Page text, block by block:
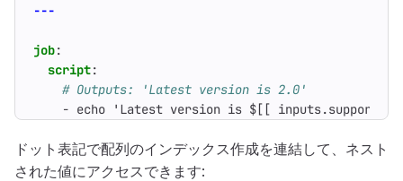
---
job:
script:
# Outputs: 'Latest version is 2.0'
- echo 'Latest version is $[[
ドット表記で配列のインデックス作成を連結して、ネスト
された値にアクセスできます: